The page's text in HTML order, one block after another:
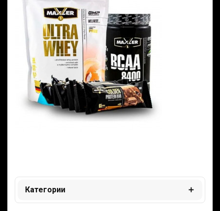
Категории